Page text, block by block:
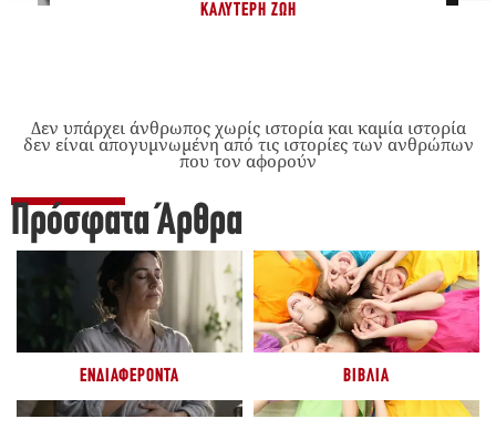
ΚΑΛΎΤΕΡΗ ΖΩΉ
Δεν υπάρχει άνθρωπος χωρίς ιστορία και καμία ιστορία
δεν είναι απογυμνωμένη από τις ιστορίες των ανθρώπων
που τον αφορούν
Πρόσφατα Άρθρα
ΕΝΔΙΑΦΈΡΟΝΤΑ ΒΙΒΛΊΑ